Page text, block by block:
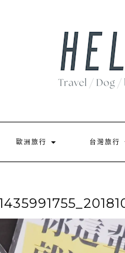
歐洲旅行 台灣旅行